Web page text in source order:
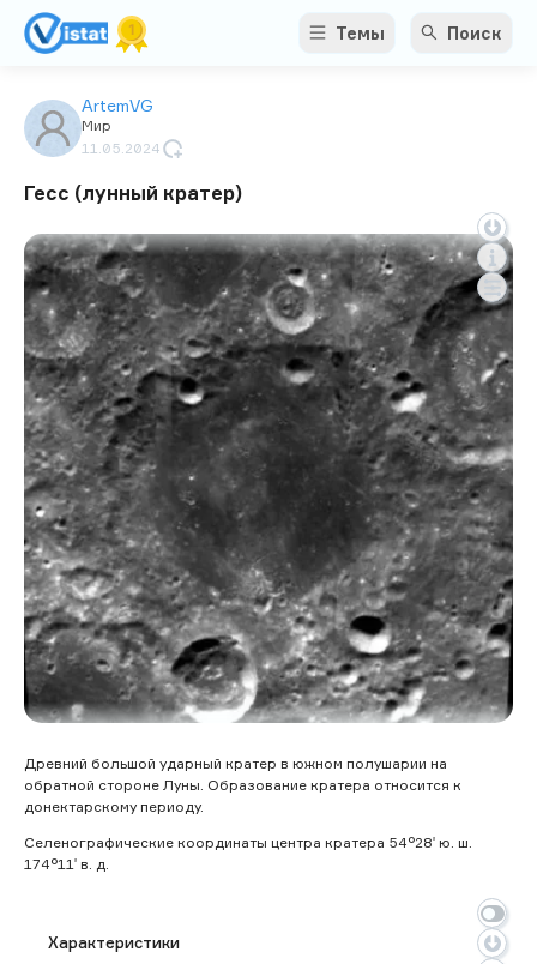
Темы Поиск
ArtemVG
Мир
11.05.2024
Гесс (лунный кратер)
Древний большой ударный кратер в южном полушарии на
обратной стороне Луны. Образование кратера относится к
донектарскому периоду.
Селенографические координаты центра кратера 54°28′ ю. ш.
174°11′ в. д.
Характеристики